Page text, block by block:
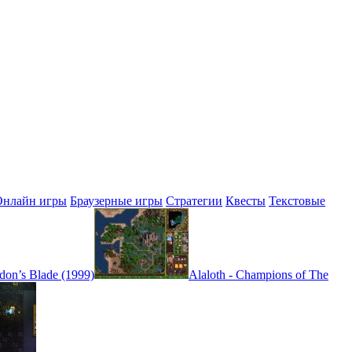
игры Браузерные игры Стратегии Квесты Текстовые
Blade (1999) Alaloth - Champions of The